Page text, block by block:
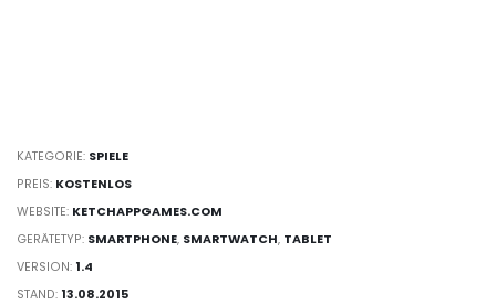
KATEGORIE: SPIELE
PREIS: KOSTENLOS
WEBSITE: KETCHAPPGAMES.COM
GERÄTETYP: SMARTPHONE, SMARTWATCH, TABLET
VERSION: 1.4
STAND: 13.08.2015